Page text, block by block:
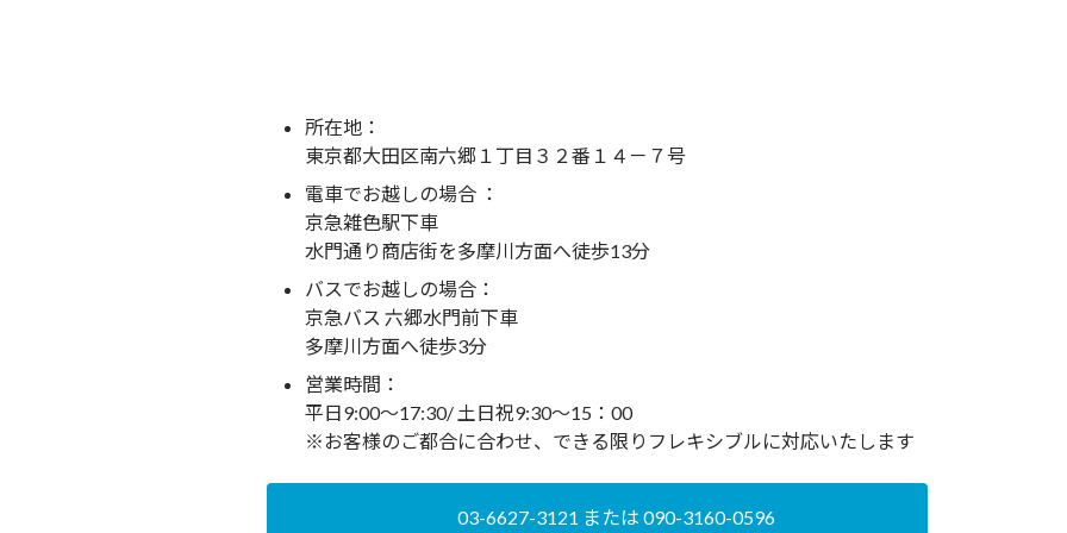
所在地：
東京都大田区南六郷１丁目３２番１４－７号
電車でお越しの場合 ：
京急雑色駅下車
水門通り商店街を多摩川方面へ徒歩13分
バスでお越しの場合：
京急バス 六郷水門前下車
多摩川方面へ徒歩3分
営業時間：
平日9:00～17:30/ 土日祝9:30～15：00
※お客様のご都合に合わせ、できる限りフレキシブルに対応いたします
03-6627-3121 または 090-3160-0596